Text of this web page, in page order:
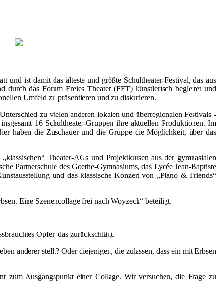
ist damit das älteste und größte Schultheater-Festival, das aus
das Forum Freies Theater (FFT) künstlerisch begleitet und
Umfeld zu präsentieren und zu diskutieren.
zu vielen anderen lokalen und überregionalen Festivals -
16 Schultheater-Gruppen ihre aktuellen Produktionen. Im
haben die Zuschauer und die Gruppe die Möglichkeit, über das
Theater-AGs und Projektkursen aus der gymnasialen
Partnerschule des Goethe-Gymnasiums, das Lycée Jean-Baptiste
und das klassische Konzert von „Piano & Friends“
Eine Szenencollage frei nach Woyzeck“ beteiligt.
Opfer, das zurückschlägt.
anderer stellt? Oder diejenigen, die zulassen, dass ein mit Erbsen
zum Ausgangspunkt einer Collage. Wir versuchen, die Frage zu